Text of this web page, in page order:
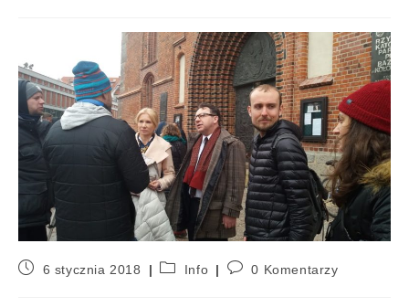
6 stycznia 2018 Info 0 Komentarzy